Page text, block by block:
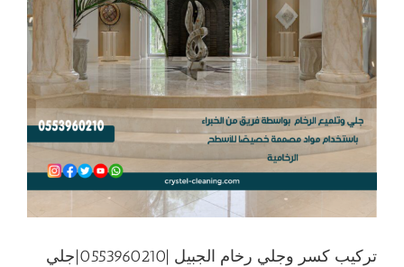
تركيب كسر وجلي رخام الجبيل |0553960210|جلي